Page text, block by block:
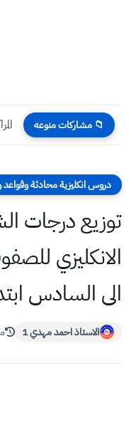
📁 مشاركات منوعه
دروس انكليزية محادثة وقواعد
توزيع درجات
الانكليزي
الى السادس
الاستاذ احمد مهدي 1